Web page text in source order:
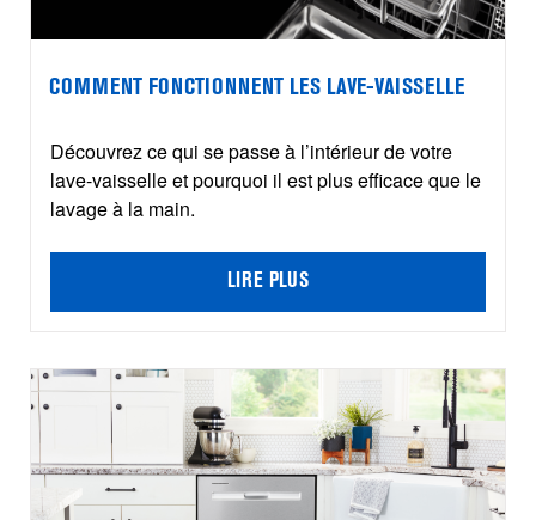
COMMENT FONCTIONNENT LES LAVE-VAISSELLE
Découvrez ce qui se passe à l’intérieur de votre
lave-vaisselle et pourquoi il est plus efficace que le
lavage à la main.
LIRE PLUS